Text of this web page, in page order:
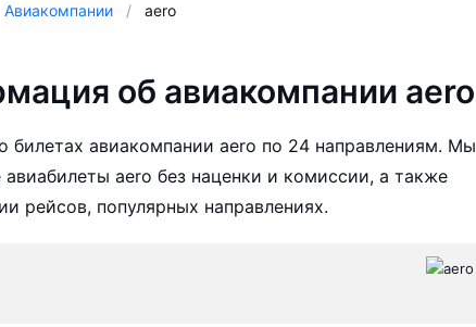
Авиакомпании aero
об авиакомпании aero
билетах авиакомпании aero по 24 направлениям. Мы
aero без наценки и комиссии, а также
рейсов, популярных направлениях.